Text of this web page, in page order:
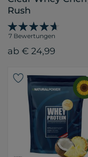
Rush
7 Bewertungen
ab € 24,99